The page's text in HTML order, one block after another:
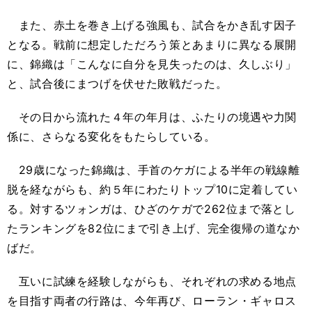
また、赤土を巻き上げる強風も、試合をかき乱す因子
となる。戦前に想定しただろう策とあまりに異なる展開
に、錦織は「こんなに自分を見失ったのは、久しぶり」
と、試合後にまつげを伏せた敗戦だった。
その日から流れた４年の年月は、ふたりの境遇や力関
係に、さらなる変化をもたらしている。
29歳になった錦織は、手首のケガによる半年の戦線離
脱を経ながらも、約５年にわたりトップ10に定着してい
る。対するツォンガは、ひざのケガで262位まで落とし
たランキングを82位にまで引き上げ、完全復帰の道なか
ばだ。
互いに試練を経験しながらも、それぞれの求める地点
を目指す両者の行路は、今年再び、ローラン・ギャロス